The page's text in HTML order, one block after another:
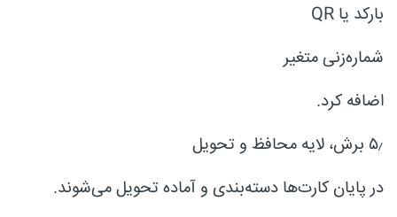
بارکد یا QR
شماره‌زنی متغیر
اضافه کرد.
۵٫ برش، لایه محافظ و تحویل
در پایان کارت‌ها دسته‌بندی و آماده تحویل می‌شوند.